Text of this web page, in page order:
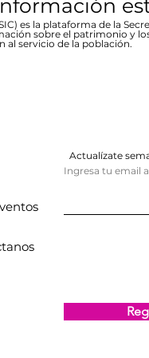
es la plataforma de la
sobre el patrimonio y
al servicio de la población.
Actualízate
Ingresa tu email